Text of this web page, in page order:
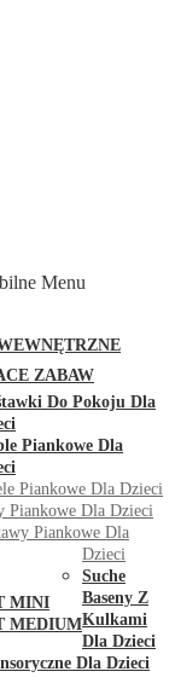
MINI
MEDIUM
Menu
ZABAW
Do Pokoju Dla
Piankowe Dla
Piankowe Dla Dzieci
Piankowe Dla Dzieci
Piankowe Dla
Dzieci
Suche
Baseny Z
Kulkami
Dla Dzieci
Dla Dzieci